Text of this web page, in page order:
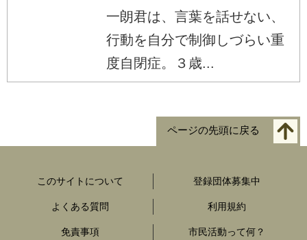
一朗君は、言葉を話せない、
行動を自分で制御しづらい重
度自閉症。３歳...
ページの先頭に戻る
このサイトについて 登録団体募集中
よくある質問 利用規約
免責事項 市民活動って何？